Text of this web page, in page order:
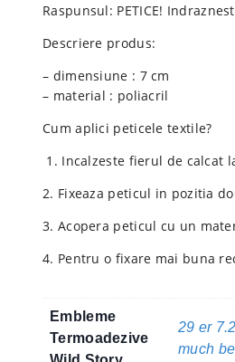
Raspunsul: PETICE!
Descriere produs:
– dimensiune : 7 cm
– material : poliacril
Cum aplici peticele textile?
1. Incalzeste fierul de calcat
2. Fixeaza peticul in pozitia
3. Acopera peticul cu un
4. Pentru o fixare mai buna
Embleme
Termoadezive
29 er
much